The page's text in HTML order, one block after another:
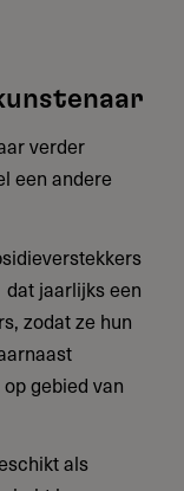
verder
een andere
dat jaarlijks een
zodat ze hun
gebied van
als